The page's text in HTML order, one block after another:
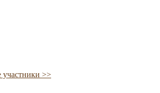
участники >>